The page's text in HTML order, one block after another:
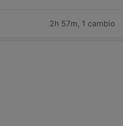
2h 57m, 1 cambio